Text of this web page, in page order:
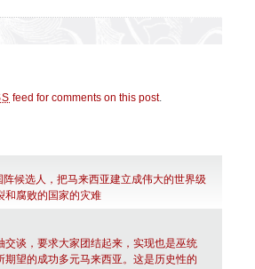
feed for comments on this post.
候选人，把马来西亚建立成伟大的世界级
和腐败的国家的灾难
谈，要求大家团结起来，实现也是巫统
望的成功多元马来西亚。这是历史性的